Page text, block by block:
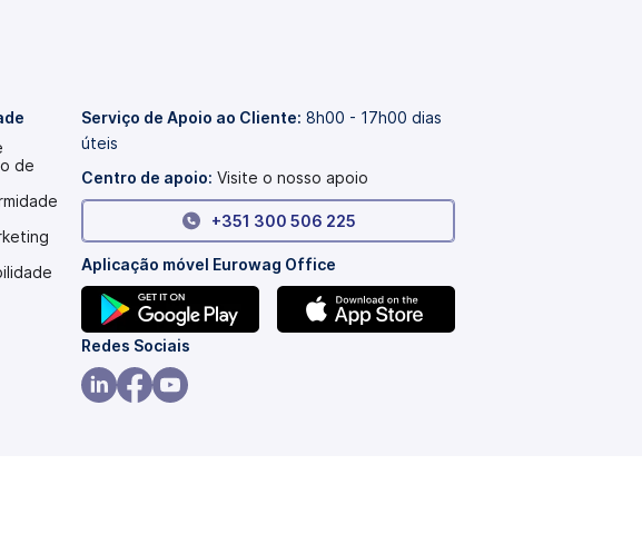
de
Serviço de Apoio ao Cliente: 8h00 - 17h00 dias
úteis
Centro de apoio: Visite o nosso apoio
+351 300 506 225
Aplicação móvel Eurowag Office
(abre
num
novo
Redes Sociais